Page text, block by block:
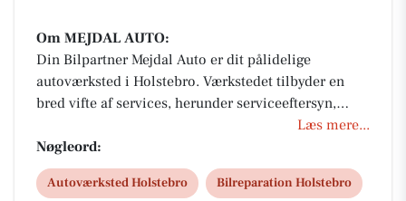
Om MEJDAL AUTO:
Din Bilpartner Mejdal Auto er dit pålidelige
autoværksted i Holstebro. Værkstedet tilbyder en
bred vifte af services, herunder serviceeftersyn,
skadeservice, synstjek, reparationer af bremser, og
specialiseret vedligeholdelse af både el- og
hybridbiler. Værkstedet drives af Morten & Kim, som
altid sikrer værkstedets høje kvalitetsarbejde til en
Læs mere...
Nøgleord:
Autoværksted Holstebro Bilreparation Holstebro